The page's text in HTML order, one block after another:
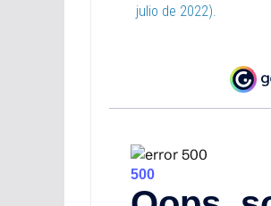
julio de 2022).